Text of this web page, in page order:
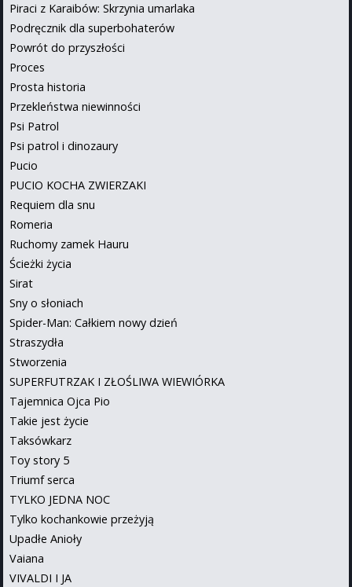
Piraci z Karaibów: Skrzynia umarlaka
Podręcznik dla superbohaterów
Powrót do przyszłości
Proces
Prosta historia
Przekleństwa niewinności
Psi Patrol
Psi patrol i dinozaury
Pucio
PUCIO KOCHA ZWIERZAKI
Requiem dla snu
Romeria
Ruchomy zamek Hauru
Ścieżki życia
Sirat
Sny o słoniach
Spider-Man: Całkiem nowy dzień
Straszydła
Stworzenia
SUPERFUTRZAK I ZŁOŚLIWA WIEWIÓRKA
Tajemnica Ojca Pio
Takie jest życie
Taksówkarz
Toy story 5
Triumf serca
TYLKO JEDNA NOC
Tylko kochankowie przeżyją
Upadłe Anioły
Vaiana
VIVALDI I JA